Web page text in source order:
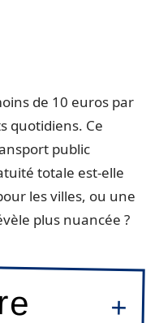
de 10 euros par
quotidiens. Ce
public
totale est-elle
les villes, ou une
plus nuancée ?